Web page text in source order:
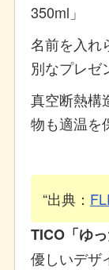
350ml」
名前を入れ
別なプレゼ
真空断熱構
物も適温を
出典：
TICO「ゆ
優しいデザ